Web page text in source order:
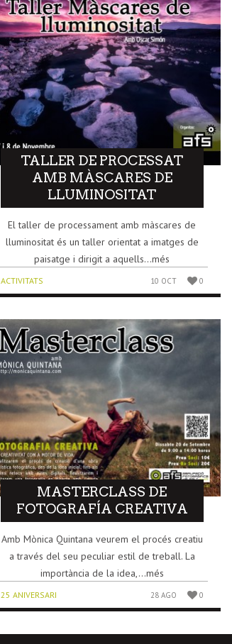
TALLER DE PROCESSAT
AMB MÀSCARES DE
LLUMINOSITAT
El taller de processament amb màscares de
lluminositat és un taller orientat a imatges de
paisatge i dirigit a aquells...més
ACTIVITATS 10 OCT 0
MASTERCLASS DE
FOTOGRAFÍA CREATIVA
Amb Mònica Quintana veurem el procés creatiu
a través del seu peculiar estil de treball. La
importància de la idea,...més
25 ANIVERSARI 28 AGO 0